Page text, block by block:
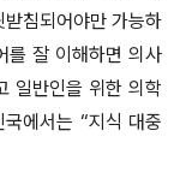
침되어야만 가능하
를 잘 이해하면 의사
일반인을 위한 의학
에서는 “지식 대중